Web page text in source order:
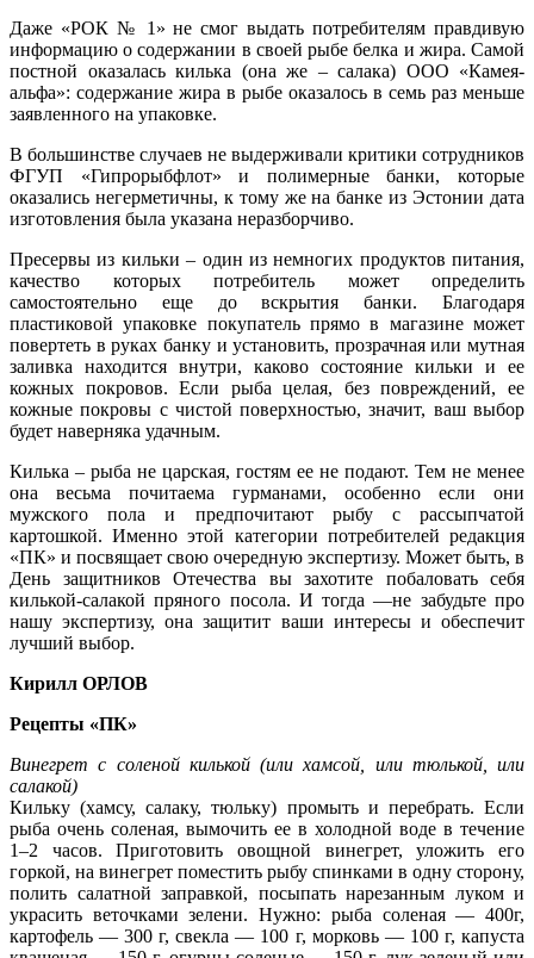
Даже «РОК № 1» не смог выдать потребителям правдивую
информацию о содержании в своей рыбе белка и жира. Самой
постной оказалась килька (она же – салака) ООО «Камея-
альфа»: содержание жира в рыбе оказалось в семь раз меньше
заявленного на упаковке.
В большинстве случаев не выдерживали критики сотрудников
ФГУП «Гипрорыбфлот» и полимерные банки, которые
оказались негерметичны, к тому же на банке из Эстонии дата
изготовления была указана неразборчиво.
Пресервы из кильки – один из немногих продуктов питания,
качество которых потребитель может определить
самостоятельно еще до вскрытия банки. Благодаря
пластиковой упаковке покупатель прямо в магазине может
повертеть в руках банку и установить, прозрачная или мутная
заливка находится внутри, каково состояние кильки и ее
кожных покровов. Если рыба целая, без повреждений, ее
кожные покровы с чистой поверхностью, значит, ваш выбор
будет наверняка удачным.
Килька – рыба не царская, гостям ее не подают. Тем не менее
она весьма почитаема гурманами, особенно если они
мужского пола и предпочитают рыбу с рассыпчатой
картошкой. Именно этой категории потребителей редакция
«ПК» и посвящает свою очередную экспертизу. Может быть, в
День защитников Отечества вы захотите побаловать себя
килькой-салакой пряного посола. И тогда —не забудьте про
нашу экспертизу, она защитит ваши интересы и обеспечит
лучший выбор.
Кирилл ОРЛОВ
Рецепты «ПК»
Винегрет с соленой килькой (или хамсой, или тюлькой, или
салакой)
Кильку (хамсу, салаку, тюльку) промыть и перебрать. Если
рыба очень соленая, вымочить ее в холодной воде в течение
1–2 часов. Приготовить овощной винегрет, уложить его
горкой, на винегрет поместить рыбу спинками в одну сторону,
полить салатной заправкой, посыпать нарезанным луком и
украсить веточками зелени. Нужно: рыба соленая — 400г,
картофель — 300 г, свекла — 100 г, морковь — 100 г, капуста